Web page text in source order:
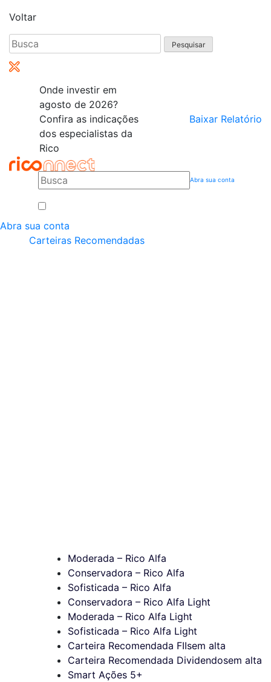
Voltar
Pesquisar
por:
Onde investir em
agosto de 2026?
Confira as indicações
dos especialistas da
Rico
Baixar Relatório
Abra sua conta
Abra sua conta
Carteiras Recomendadas
Moderada – Rico Alfa
Conservadora – Rico Alfa
Sofisticada – Rico Alfa
Conservadora – Rico Alfa Light
Moderada – Rico Alfa Light
Sofisticada – Rico Alfa Light
Carteira Recomendada FIIsem alta
Carteira Recomendada Dividendosem alta
Smart Ações 5+